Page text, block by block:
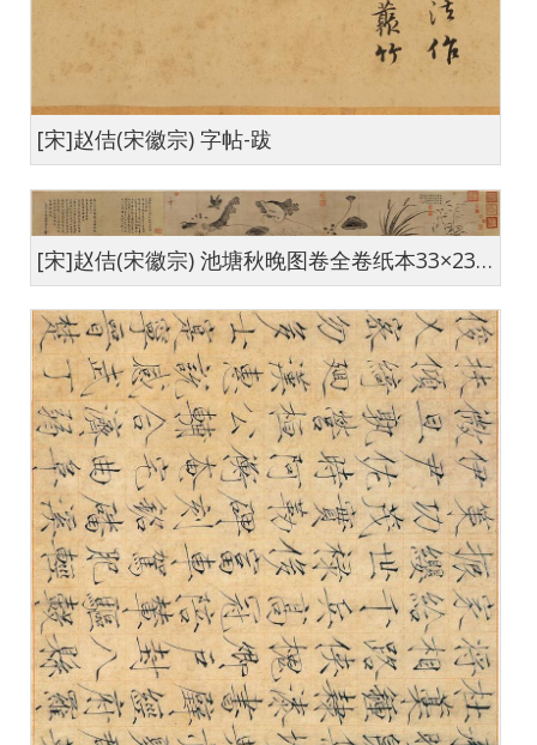
[宋]赵佶(宋徽宗) 字帖-跋
[宋]赵佶(宋徽宗) 池塘秋晚图卷全卷纸本33×237.8